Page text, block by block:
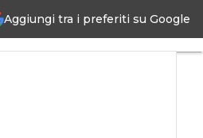
Aggiungi tra i preferiti su Google